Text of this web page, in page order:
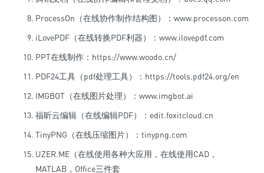
ProcessOn（在线协作制作结构图）：www.processon.com
iLovePDF（在线转换PDF利器）：www.ilovepdf.com
PPT在线制作：https://www.woodo.cn/
PDF24工具（pdf处理工具）：https://tools.pdf24.org/en
IMGBOT（在线图片处理）：www.imgbot.ai
福昕云编辑（在线编辑PDF）：edit.foxitcloud.cn
TinyPNG（在线压缩图片）：tinypng.com
UZER.ME（在线使用各种大应用，在线使用CAD，
MATLAB，Office三件套